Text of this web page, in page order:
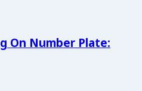
On Number Plate: